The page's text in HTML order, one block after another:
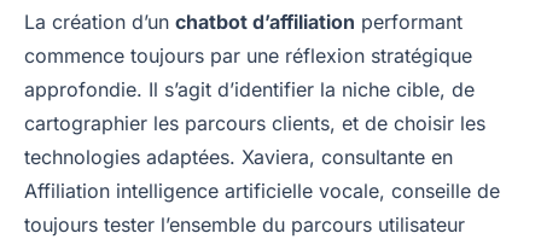
La création d’un chatbot d’affiliation performant
commence toujours par une réflexion stratégique
approfondie. Il s’agit d’identifier la niche cible, de
cartographier les parcours clients, et de choisir les
technologies adaptées. Xaviera, consultante en
Affiliation intelligence artificielle vocale, conseille de
toujours tester l’ensemble du parcours utilisateur